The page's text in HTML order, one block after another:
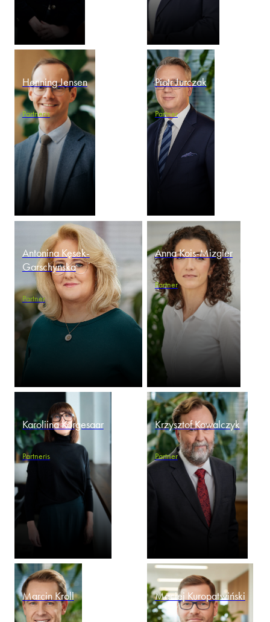
Henning Jensen
Partneris
Piotr Jurczak
Partner
Antonina Kęsek-
Garschynska
Partner
Anna Kois-Mizgier
Partner
Karoliina Kõrgesaar
Partneris
Krzysztof Kowalczyk
Partner
Marcin Kroll Maciej Kuropatwiński